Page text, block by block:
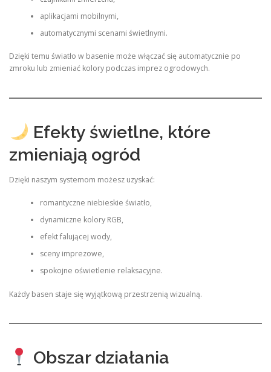
aplikacjami mobilnymi,
automatycznymi scenami świetlnymi.
Dzięki temu światło w basenie może włączać się automatycznie po
zmroku lub zmieniać kolory podczas imprez ogrodowych.
Efekty świetlne, które
zmieniają ogród
Dzięki naszym systemom możesz uzyskać:
romantyczne niebieskie światło,
dynamiczne kolory RGB,
efekt falującej wody,
sceny imprezowe,
spokojne oświetlenie relaksacyjne.
Każdy basen staje się wyjątkową przestrzenią wizualną.
Obszar działania